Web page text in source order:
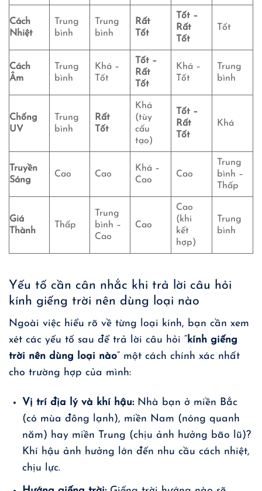
Cách
Nhiệt
Trung
bình
Trung
bình
Rất
Tốt
Tốt –
Rất
Tốt
Tốt
Cách
Âm
Trung
bình
Khá –
Tốt
Tốt –
Rất
Tốt
Khá –
Tốt
Trung
bình
Chống
UV
Trung
bình
Rất
Tốt
Khá
(tùy
cấu
tạo)
Tốt –
Rất
Tốt
Khá
Truyền
Sáng
Cao Cao
Khá –
Cao
Cao
Trung
bình –
Thấp
Giá
Thành
Thấp
Trung
bình –
Cao
Cao
Cao
(khi
kết
hợp)
Trung
bình
Yếu tố cần cân nhắc khi trả lời câu hỏi
kính giếng trời nên dùng loại nào
Ngoài việc hiểu rõ về từng loại kính, bạn cần xem
xét các yếu tố sau để trả lời câu hỏi “kính giếng
trời nên dùng loại nào” một cách chính xác nhất
cho trường hợp của mình:
Vị trí địa lý và khí hậu:Nhà bạn ở miền Bắc
(có mùa đông lạnh), miền Nam (nóng quanh
năm) hay miền Trung (chịu ảnh hưởng bão lũ)?
Khí hậu ảnh hưởng lớn đến nhu cầu cách nhiệt,
chịu lực.